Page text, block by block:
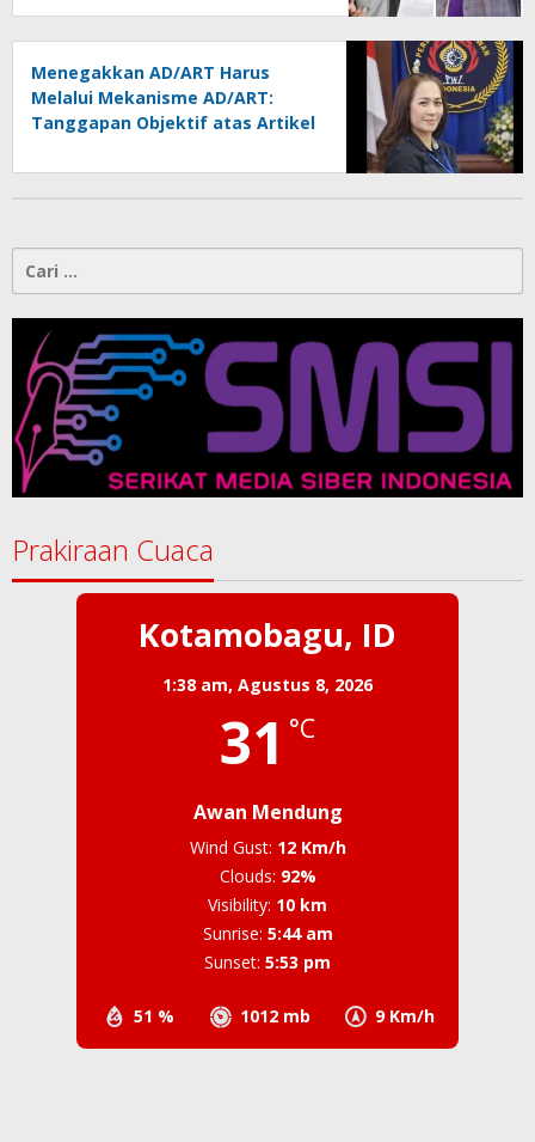
Menegakkan AD/ART Harus
Melalui Mekanisme AD/ART:
Tanggapan Objektif atas Artikel
Konspirasi Melanggar Aturan”
Cari
Prakiraan Cuaca
Kotamobagu, ID
1:38 am, Agustus 8, 2026
31 °C
Awan Mendung
51 % 1012 mb 9 Km/h
Wind Gust: 12 Km/h
Clouds: 92%
Visibility: 10 km
Sunrise: 5:44 am
Sunset: 5:53 pm